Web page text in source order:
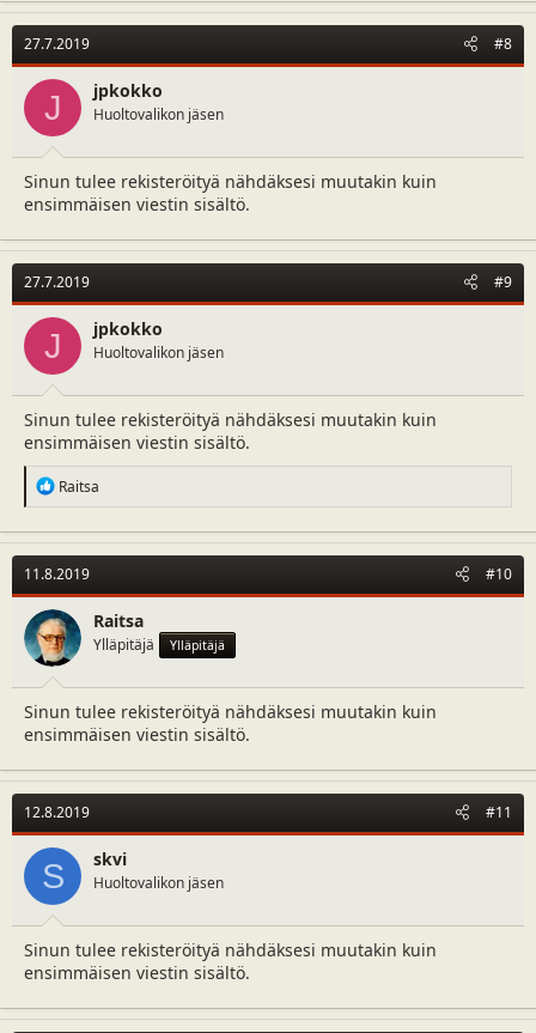
c
t
i
o
n
27.7.2019 #8
J jpkokko
Huoltovalikon jäsen
Sinun tulee rekisteröityä nähdäksesi muutakin kuin
ensimmäisen viestin sisältö.
27.7.2019 #9
J jpkokko
Huoltovalikon jäsen
Sinun tulee rekisteröityä nähdäksesi muutakin kuin
ensimmäisen viestin sisältö.
R
e
c
t
i
o
n
s
:
Raitsa
11.8.2019 #10
Raitsa
Ylläpitäjä Ylläpitäjä
Sinun tulee rekisteröityä nähdäksesi muutakin kuin
ensimmäisen viestin sisältö.
12.8.2019 #11
S skvi
Huoltovalikon jäsen
Sinun tulee rekisteröityä nähdäksesi muutakin kuin
ensimmäisen viestin sisältö.